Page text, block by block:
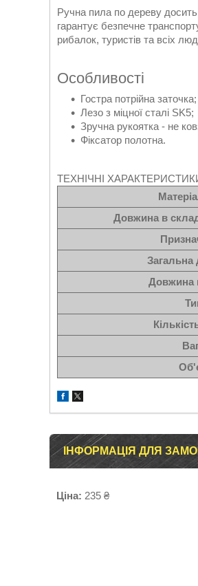
Ручна пила по дереву
гарантує безпечне
рибалок, туристів та всіх
Особливості
Гостра потрійна заточка;
Лезо з міцної сталі SK5;
Зручна рукоятка - не
Фіксатор полотна.
ТЕХНІЧНІ
Довжина в
Загальна
Довжина
ІНФОРМАЦІЯ ДЛЯ
Ціна: 235 ₴